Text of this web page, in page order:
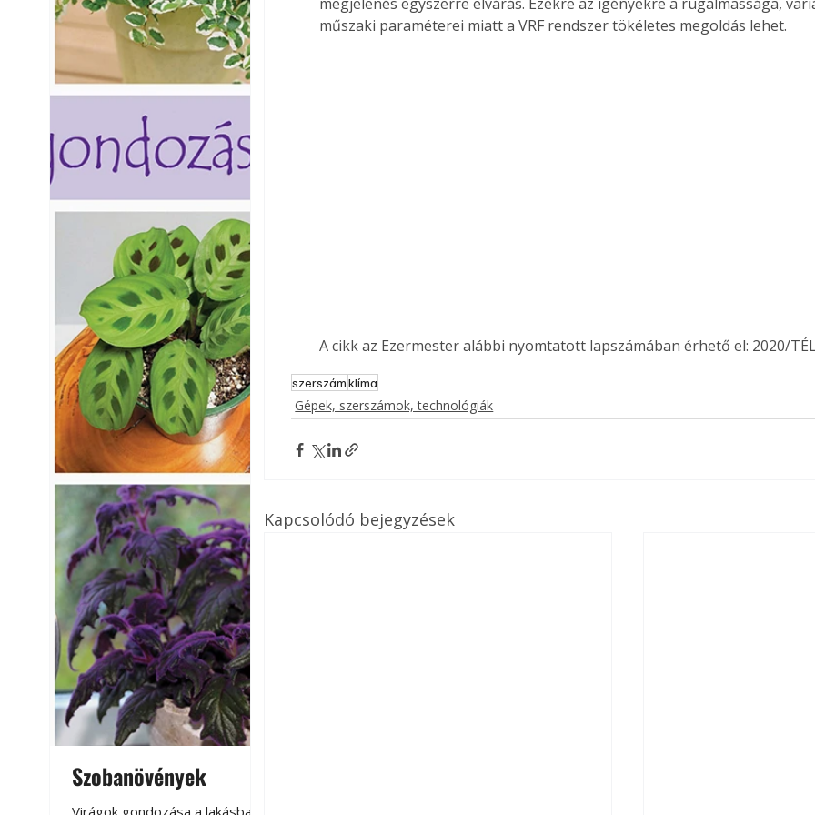
Szobanövények
műszaki paraméterei miatt a VRF rendszer tökéletes megoldás lehet.
A cikk az Ezermester alábbi nyomtatott lapszámában érhető el: 2020/
szerszámklíma
Gépek, szerszámok, technológiák
Kapcsolódó bejegyzések